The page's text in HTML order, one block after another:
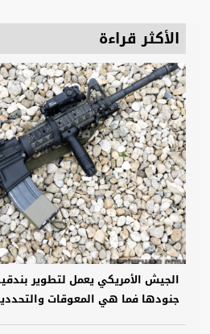
الأكثر قراءة
جنودها فما هي المعوقات